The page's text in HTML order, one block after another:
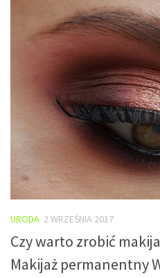
URODA 2 WRZEŚNIA 2017
Czy warto zrobić
Makijaż permanentny